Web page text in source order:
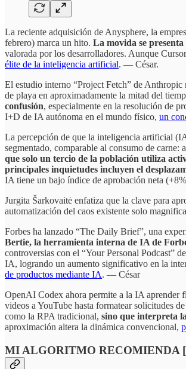
La reciente adquisición de Anysphere, la
febrero) marca un hito. La movida se
valorada por los desarrolladores. Aunque
élite de la inteligencia artificial. — César.
El estudio interno “Project Fetch” de
de playa en aproximadamente la mitad del
confusión, especialmente en la resolución de
I+D de IA autónoma en el mundo físico, un
La percepción de que la inteligencia artificial
segmentado, comparable al consumo de
que solo un tercio de la población utiliza
principales inquietudes incluyen el
IA tiene un bajo índice de aprobación neta
Jurgita Šarkovaitė enfatiza que la clave para
automatización del caos existente solo
Forbes ha lanzado “The Daily Brief”, una
Bertie, la herramienta interna de IA de
controversias con el “Your Personal Podcast”
IA, logrando un aumento significativo en la
de productos mediante IA. — César
OpenAI Codex ahora permite a la IA aprender
videos a YouTube hasta formatear solicitudes
como la RPA tradicional, sino que interpreta
aproximación altera la dinámica convencional,
MI ALGORITMO RECOMIENDA